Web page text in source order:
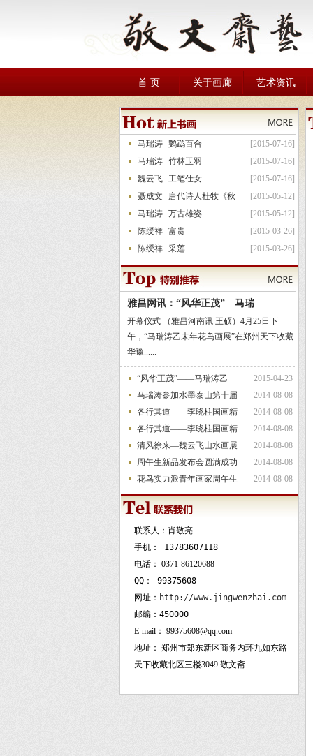
首 页 关于画廊 艺术资讯
马瑞涛 鹦鹉百合
[2015-07-16]
马瑞涛
竹林玉羽
[2015-07-16]
魏云飞
工笔仕女
[2015-07-16]
聂成文
唐代诗人杜牧《秋
[2015-05-12]
马瑞涛
万古雄姿
[2015-05-12]
陈绶祥
富贵
[2015-03-26]
陈绶祥
采莲 [2015-03-26]
雅昌网讯：“风华正茂”—马瑞
开幕仪式 （雅昌河南讯 王硕）4月25日下
午，“马瑞涛乙未年花鸟画展”在郑州天下收藏
华豫......
“风华正茂”——马瑞涛乙
2015-04-23
马瑞涛参加水墨泰山第十届
2014-08-08
各行其道——李晓柱国画精
2014-08-08
各行其道——李晓柱国画精
2014-08-08
清风徐来—魏云飞山水画展
2014-08-08
周午生新品发布会圆满成功
2014-08-08
花鸟实力派青年画家周午生
2014-08-08
联系人：肖敬亮
手机：
13783607118
电话： 0371-86120688
QQ：
99375608
网址： http://www.jingwenzhai.com
邮编：450000
E-mail： 99375608@qq.com
地址： 郑州市郑东新区商务内环九如东路
天下收藏北区三楼3049 敬文斋